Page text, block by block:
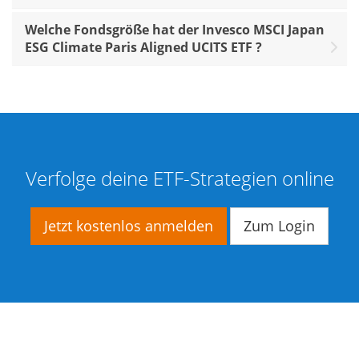
Welche Fondsgröße hat der Invesco MSCI Japan
ESG Climate Paris Aligned UCITS ETF ?
Verfolge deine ETF-Strategien online
Jetzt kostenlos anmelden Zum Login